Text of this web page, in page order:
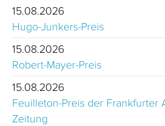
15.08.2026
Hugo-Junkers-Preis
15.08.2026
Robert-Mayer-Preis
15.08.2026
Feuilleton-Preis der Frankfurter
Zeitung